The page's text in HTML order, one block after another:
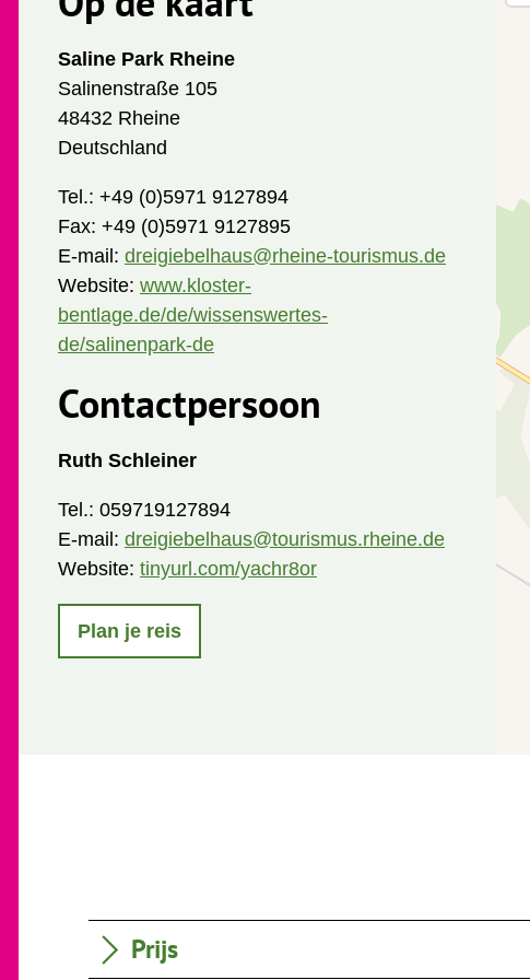
Saline Park Rheine
Salinenstraße 105
48432 Rheine
Deutschland
Tel.: +49 (0)5971 9127894
Fax: +49 (0)5971 9127895
E-mail: dreigiebelhaus@rheine-tourismus.de
Website: www.kloster-
bentlage.de/de/wissenswertes-
de/salinenpark-de
Contactpersoon
Ruth Schleiner
Tel.: 059719127894
E-mail: dreigiebelhaus@tourismus.rheine.de
Website: tinyurl.com/yachr8or
Plan je reis
Prijs